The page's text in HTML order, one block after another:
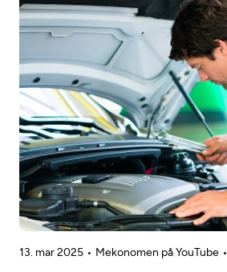
13. mar 2025 Mekonomen på YouTube